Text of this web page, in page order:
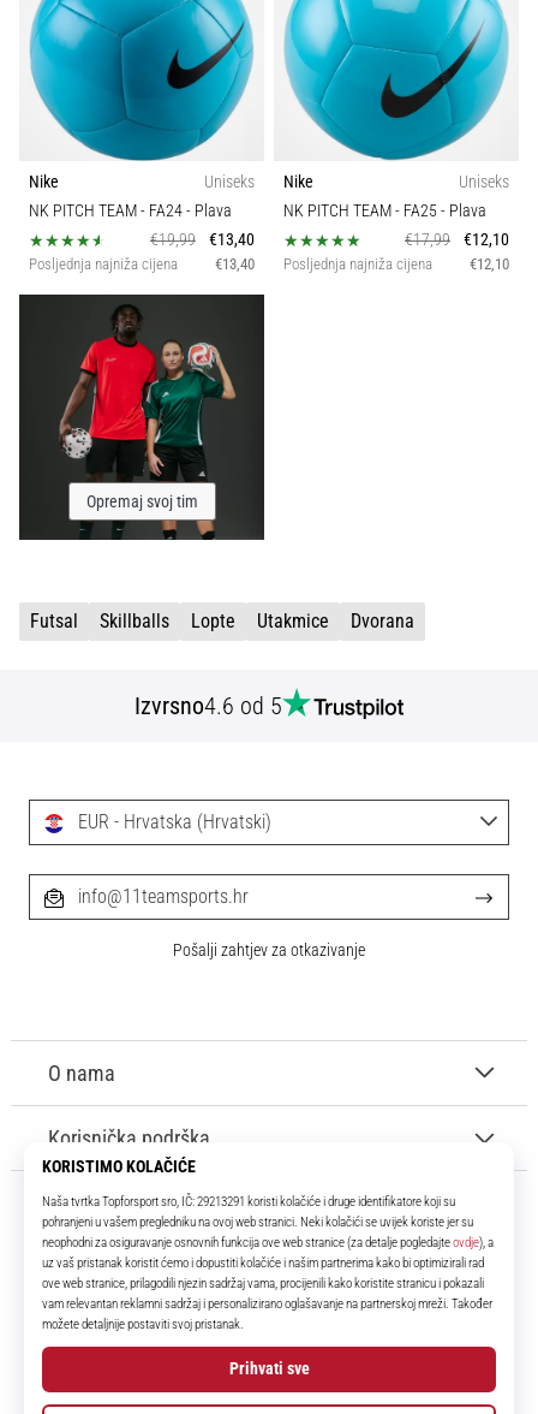
1 min. čitanja
Play
for
More
Victories
Pripremi
se
za
ženski
EURO
službenim
dresovima
kopačkama
adidas
i
dio
svake
sve
članke
Nike
Uniseks
NK PITCH TEAM - FA24- Plava
€19,99
€13,40
Posljednja najniža cijena €13,40
Nike
Uniseks
NK PITCH TEAM - FA25- Plava
€17,99
€12,10
Posljednja najniža cijena €12,10
Opremaj svoj tim
Futsal Skillballs Lopte Utakmice Dvorana
Izvrsno4.6 od 5
11teamsports.hr
Tvoj smo pouzdani suigrač već više od 16 godina! Cijelo to vrijeme
donosimo ti najbolje i najnovije proizvode iz svijeta nogometa.
Facebook
Instagram
O nama
Korisnička podrška
EUR - Hrvatska (Hrvatski)
info@11teamsports.hr
Pošalji zahtjev za otkazivanje